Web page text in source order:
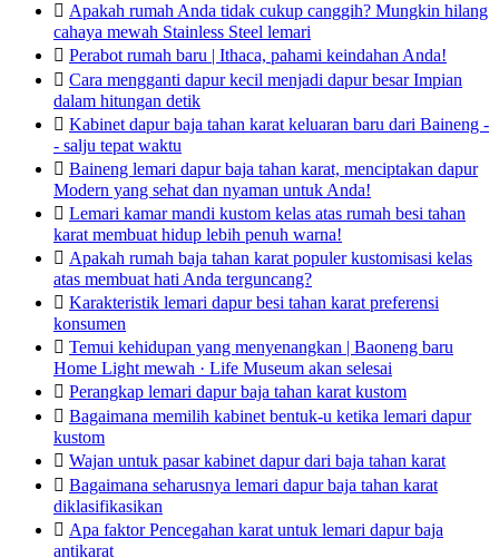
 Apakah rumah Anda tidak cukup canggih? Mungkin hilang
cahaya mewah Stainless Steel lemari
 Perabot rumah baru | Ithaca, pahami keindahan Anda!
 Cara mengganti dapur kecil menjadi dapur besar Impian
dalam hitungan detik
 Kabinet dapur baja tahan karat keluaran baru dari Baineng -
- salju tepat waktu
 Baineng lemari dapur baja tahan karat, menciptakan dapur
Modern yang sehat dan nyaman untuk Anda!
 Lemari kamar mandi kustom kelas atas rumah besi tahan
karat membuat hidup lebih penuh warna!
 Apakah rumah baja tahan karat populer kustomisasi kelas
atas membuat hati Anda terguncang?
 Karakteristik lemari dapur besi tahan karat preferensi
konsumen
 Temui kehidupan yang menyenangkan | Baoneng baru
Home Light mewah · Life Museum akan selesai
 Perangkap lemari dapur baja tahan karat kustom
 Bagaimana memilih kabinet bentuk-u ketika lemari dapur
kustom
 Wajan untuk pasar kabinet dapur dari baja tahan karat
 Bagaimana seharusnya lemari dapur baja tahan karat
diklasifikasikan
 Apa faktor Pencegahan karat untuk lemari dapur baja
antikarat